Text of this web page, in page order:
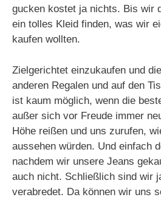
gucken kostet ja nichts. Bis wir
ein tolles Kleid finden, was wir
kaufen wollten.
Zielgerichtet einzukaufen und
anderen Regalen und auf den
ist kaum möglich, wenn die
außer sich vor Freude immer
Höhe reißen und uns zurufen,
aussehen würden. Und einfach
nachdem wir unsere Jeans
auch nicht. Schließlich sind wir
verabredet. Da können wir uns